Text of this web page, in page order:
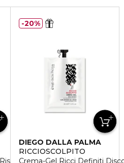
DIEGO DALLA PALMA
RICCIOSCOLPITO
20%